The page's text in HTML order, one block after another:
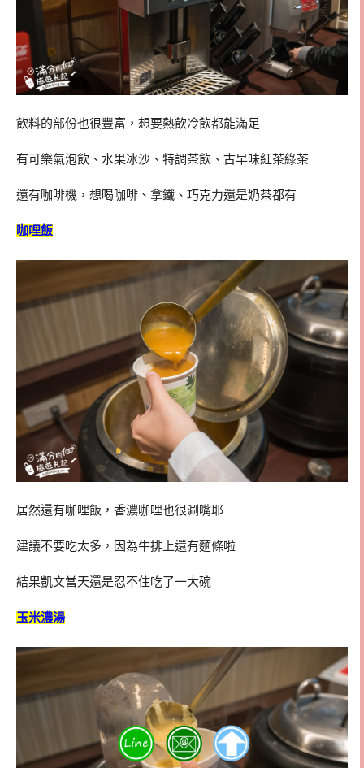
飲料的部份也很豐富，想要熱飲冷飲都能滿足
有可樂氣泡飲、水果冰沙、特調茶飲、古早味紅茶綠茶
還有咖啡機，想喝咖啡、拿鐵、巧克力還是奶茶都有
咖哩飯
居然還有咖哩飯，香濃咖哩也很涮嘴耶
建議不要吃太多，因為牛排上還有麵條啦
結果凱文當天還是忍不住吃了一大碗
玉米濃湯